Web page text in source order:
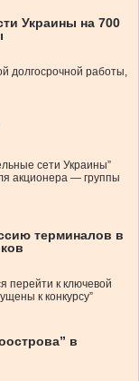
Украины на 700
долгосрочной работы,
сети Украины”
акционера — группы
терминалов в
перейти к ключевой
к конкурсу”
в